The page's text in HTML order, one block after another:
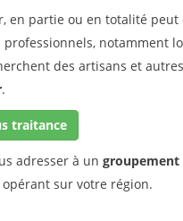
en partie ou en totalité
professionnels, notamment
des artisans et autres
.
traitance
adresser à un
sur votre région.